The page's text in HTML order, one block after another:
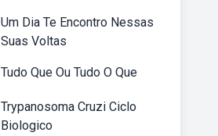
Um Dia Te Encontro Nessas
Suas Voltas
Tudo Que Ou Tudo O Que
Trypanosoma Cruzi Ciclo
Biologico